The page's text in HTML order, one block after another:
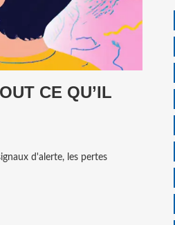
CE QU’IL
d'alerte, les pertes